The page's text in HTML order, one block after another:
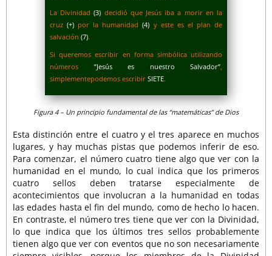
La Divinidad(3) decidió que Jesús iba a morir en la
cruz(+) por la humanidad(4) y este es el plan de
salvación (7).
Si queremos escribir en forma simbólica utilizando
números ”Jesús es nuestro Salvador”
simplementepodemos escribir SIETE.
Figura 4 – Un principio fundamental de las “matemáticas” de Dios
Esta distinción entre el cuatro y el tres aparece en muchos
lugares, y hay muchas pistas que podemos inferir de eso.
Para comenzar, el número cuatro tiene algo que ver con la
humanidad en el mundo, lo cual indica que los primeros
cuatro sellos deben tratarse especialmente de
acontecimientos que involucran a la humanidad en todas
las edades hasta el fin del mundo, como de hecho lo hacen.
En contraste, el número tres tiene que ver con la Divinidad,
lo que indica que los últimos tres sellos probablemente
tienen algo que ver con eventos que no son necesariamente